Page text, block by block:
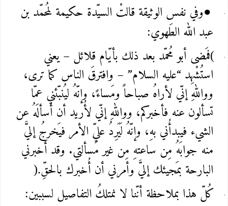
●وفي نفس الوثيقة قالتْ السيّدة حكيمة لمُحمّد بن
عبد الله الطَهوي:
(فمَضى أبو مُحمّد بعد ذلك بأيّام قلائل – يعني
استُشْهِد “عليه‌ السلام” – وافترقَ الناس كما ترى،
وواللهِ إنّي لأراهُ صباحاً ومَساءً، وإنّهُ ليُنبّئني عمّا
تسألون عنه فأخبركم، وواللهِ إنّي لأُريد أن أسألَهُ عن
الشيء فيبدأُني بهِ، وإنّهُ لَيَرِدُ عليّ الأمر فيَخرجُ إليَّ
منه جوابَهُ مِن ساعتهِ مِن غير مَسألتي. وقد أخبرني
البارحة بمَجيئك إليَّ وأمرني أن أُخبرك بالحقِّ).
كُلّ هذا بملاحظة أنّنا لا نمتلكُ التفاصيل لسببين: